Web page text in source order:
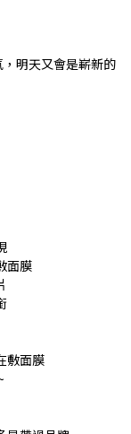
明天又會是嶄新的
面膜
敷面膜